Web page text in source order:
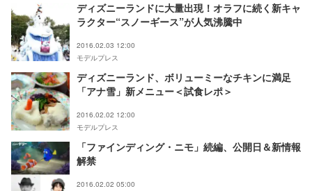
ディズニーランドに大量出現！オラフに続く新キャ
ラクター“スノーギース”が人気沸騰中
2016.02.03 12:00
モデルプレス
ディズニーランド、ボリューミーなチキンに満足
「アナ雪」新メニュー＜試食レポ＞
2016.02.02 12:00
モデルプレス
「ファインディング・ニモ」続編、公開日＆新情報
解禁
2016.02.02 05:00